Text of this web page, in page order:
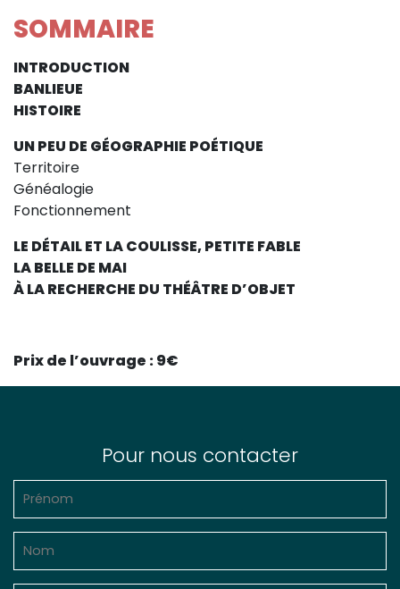
SOMMAIRE
INTRODUCTION
BANLIEUE
HISTOIRE
UN PEU DE GÉOGRAPHIE POÉTIQUE
Territoire
Généalogie
Fonctionnement
LE DÉTAIL ET LA COULISSE, PETITE FABLE
LA BELLE DE MAI
À LA RECHERCHE DU THÉÂTRE D’OBJET
Prix de l’ouvrage : 9€
Pour nous contacter